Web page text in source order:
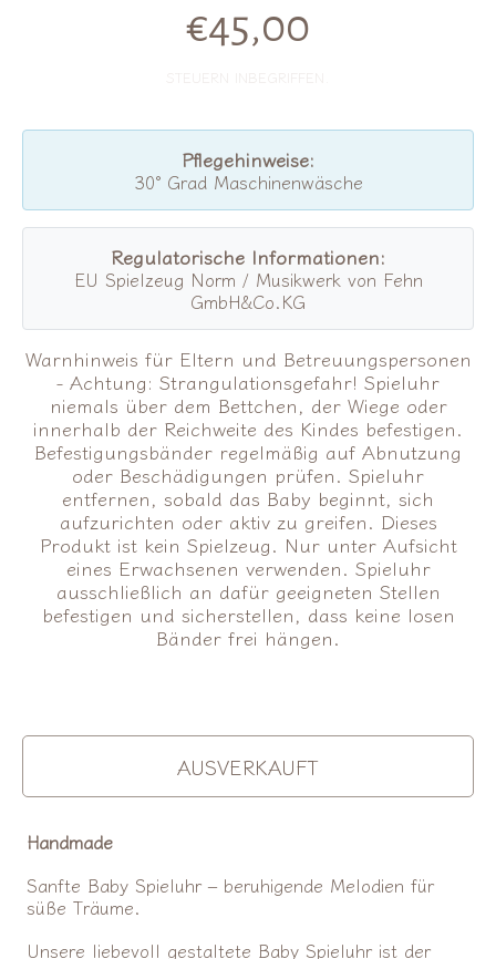
Normalpreis
€45,00
Pflegehinweise:
30° Grad Maschinenwäsche
Regulatorische Informationen:
EU Spielzeug Norm / Musikwerk von Fehn
GmbH&Co.KG
Warnhinweis für Eltern und Betreuungspersonen
- Achtung: Strangulationsgefahr! Spieluhr
niemals über dem Bettchen, der Wiege oder
innerhalb der Reichweite des Kindes befestigen.
Befestigungsbänder regelmäßig auf Abnutzung
oder Beschädigungen prüfen. Spieluhr
entfernen, sobald das Baby beginnt, sich
aufzurichten oder aktiv zu greifen. Dieses
Produkt ist kein Spielzeug. Nur unter Aufsicht
eines Erwachsenen verwenden. Spieluhr
ausschließlich an dafür geeigneten Stellen
befestigen und sicherstellen, dass keine losen
Bänder frei hängen.
AUSVERKAUFT
Handmade
Sanfte Baby Spieluhr – beruhigende Melodien für
süße Träume.
Unsere liebevoll gestaltete Baby Spieluhr ist der